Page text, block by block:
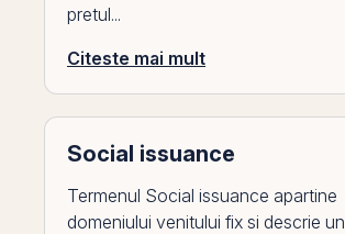
pretul...
Citeste mai mult
Social issuance
Termenul Social issuance apartine
domeniului venitului fix si descrie un